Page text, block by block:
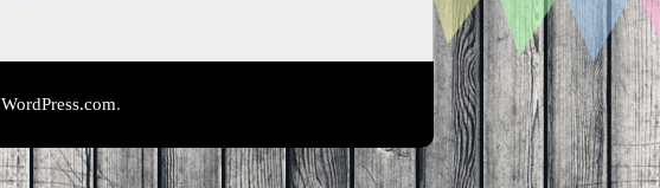
WordPress.com.